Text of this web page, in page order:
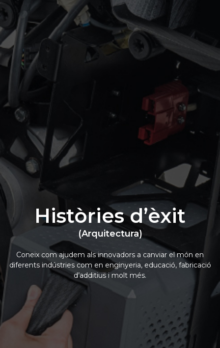
Històries d’èxit
(Arquitectura)
Coneix com ajudem als innovadors a canviar el món en
diferents indústries com en enginyeria, educació, fabricació
d’additius i molt més.